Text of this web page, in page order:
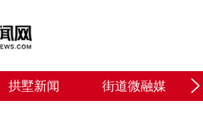
拱墅新闻 街道微融媒